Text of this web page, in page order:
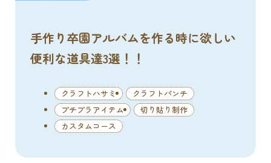
手作り卒園アルバムを作る時に欲しい
便利な道具達3選！！
クラフトハサミ
クラフトパンチ
プチプラアイテム
切り貼り制作
カスタムコース